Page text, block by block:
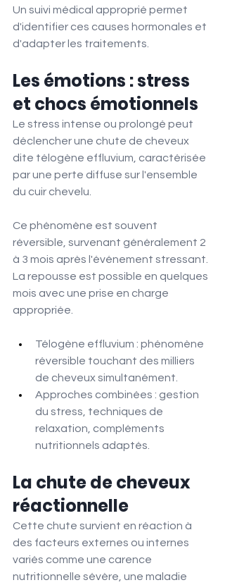
Un suivi médical approprié permet
d'identifier ces causes hormonales et
d'adapter les traitements.
Les émotions : stress
et chocs émotionnels
Le stress intense ou prolongé peut
déclencher une chute de cheveux
dite télogène effluvium, caractérisée
par une perte diffuse sur l'ensemble
du cuir chevelu.
Ce phénomène est souvent
réversible, survenant généralement 2
à 3 mois après l'événement stressant.
La repousse est possible en quelques
mois avec une prise en charge
appropriée.
Télogène effluvium : phénomène
réversible touchant des milliers
de cheveux simultanément.
Approches combinées : gestion
du stress, techniques de
relaxation, compléments
nutritionnels adaptés.
La chute de cheveux
réactionnelle
Cette chute survient en réaction à
des facteurs externes ou internes
variés comme une carence
nutritionnelle sévère, une maladie